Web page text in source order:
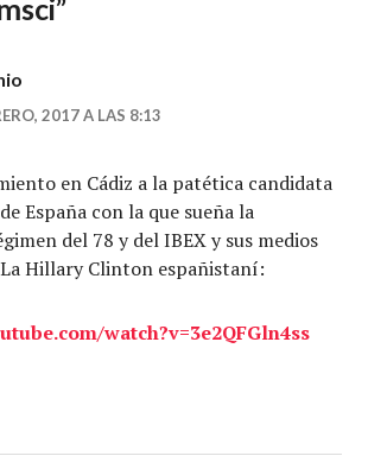
”
2017 A LAS 8:13
en Cádiz a la patética candidata
España con la que sueña la
del 78 y del IBEX y sus medios
Hillary Clinton españistaní:
watch?v=3e2QFGln4ss